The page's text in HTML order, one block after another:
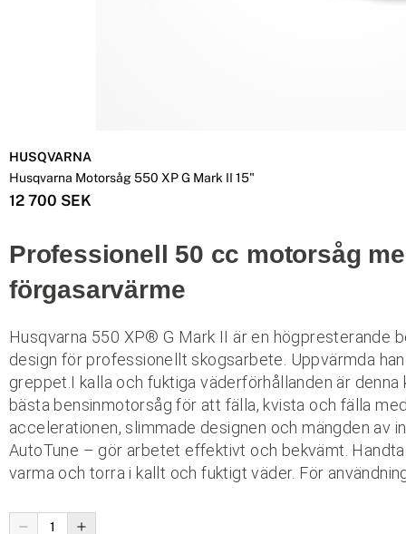
HUSQVARNA
Husqvarna Motorsåg 550 XP G Mark II 15"
12 700 SEK
Professionell 50 cc motorsåg
förgasarvärme
Husqvarna 550 XP® G Mark II är en högpresterande
design för professionellt skogsarbete. Uppvärmda
greppet. I kalla och fuktiga väderförhållanden är
bästa bensinmotorsåg för att fälla, kvista och fälla
accelerationen, slimmade designen och mängden av
AutoTune – gör arbetet effektivt och bekvämt.
varma och torra i kallt och fuktigt väder. För